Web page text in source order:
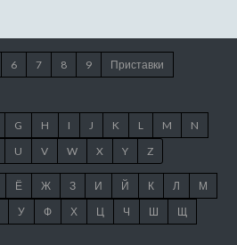
6 7 8 9
Приставки
G H I J K L M
N
U V W X Y Z
Ё Ж З И Й К Л
М
У Ф Х Ц Ч Ш
Щ